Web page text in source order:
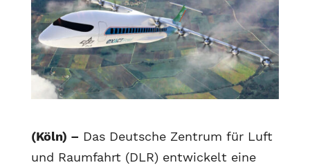
(Köln) – Das Deutsche Zentrum für Luft
und Raumfahrt (DLR) entwickelt eine